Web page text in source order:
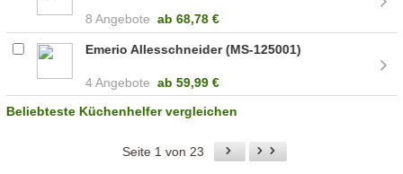
8 Angebote ab 68,78 €
Emerio Allesschneider (MS-125001)
4 Angebote ab 59,99 €
Beliebteste Küchenhelfer vergleichen
Seite 1 von 23